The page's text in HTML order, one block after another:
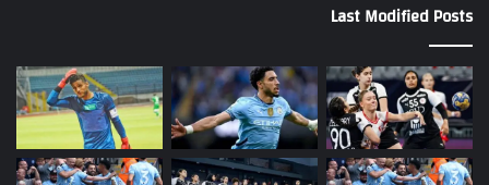
Last Modified Posts